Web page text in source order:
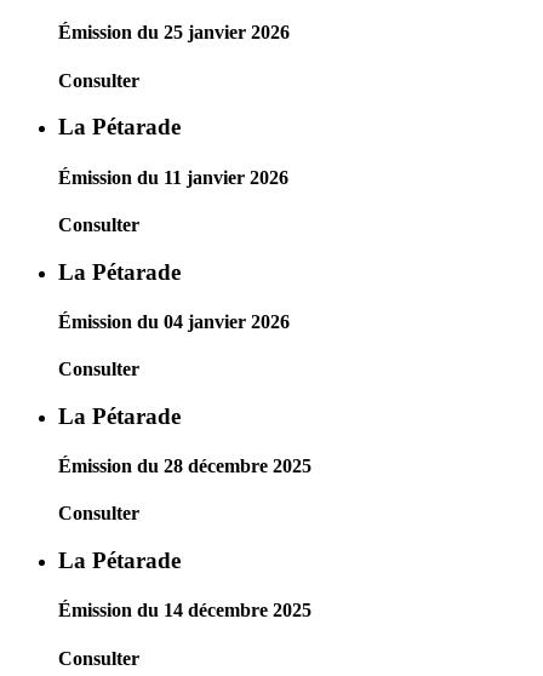
Émission du 25 janvier 2026
Consulter
La Pétarade
Émission du 11 janvier 2026
Consulter
La Pétarade
Émission du 04 janvier 2026
Consulter
La Pétarade
Émission du 28 décembre 2025
Consulter
La Pétarade
Émission du 14 décembre 2025
Consulter